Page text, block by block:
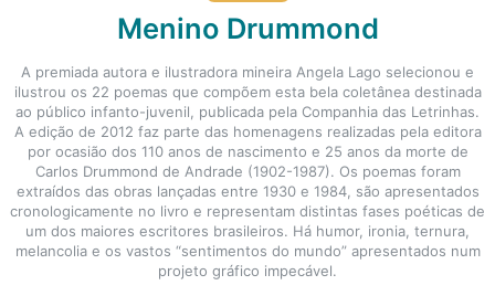
Menino Drummond
A premiada autora e ilustradora mineira Angela Lago selecionou e
ilustrou os 22 poemas que compõem esta bela coletânea destinada
ao público infanto-juvenil, publicada pela Companhia das Letrinhas.
A edição de 2012 faz parte das homenagens realizadas pela editora
por ocasião dos 110 anos de nascimento e 25 anos da morte de
Carlos Drummond de Andrade (1902-1987). Os poemas foram
extraídos das obras lançadas entre 1930 e 1984, são apresentados
cronologicamente no livro e representam distintas fases poéticas de
um dos maiores escritores brasileiros. Há humor, ironia, ternura,
melancolia e os vastos “sentimentos do mundo” apresentados num
projeto gráfico impecável.